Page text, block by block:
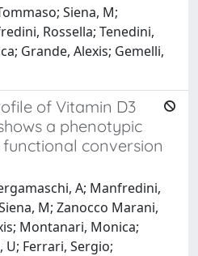
Siena, M;
Rossella; Tenedini,
Grande, Alexis; Gemelli,
of Vitamin D3
a phenotypic
conversion
A; Manfredini,
M; Zanocco Marani,
Montanari, Monica;
U; Ferrari, Sergio;